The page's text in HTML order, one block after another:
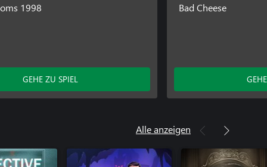
1998
GEHE ZU SPIEL
Bad Cheese
Alle anzeigen